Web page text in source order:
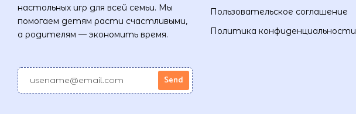
настольных игр для всей семьи. Мы
помогаем детям расти счастливыми,
а родителям — экономить время.
Пользовательское соглашение
Политика конфиденциальности